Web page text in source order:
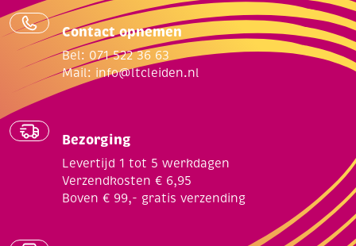
Contact opnemen
Bel: 071 522 36 63
Mail: info@ltcleiden.nl
Bezorging
Levertijd 1 tot 5 werkdagen
Verzendkosten € 6,95
Boven € 99,- gratis verzending